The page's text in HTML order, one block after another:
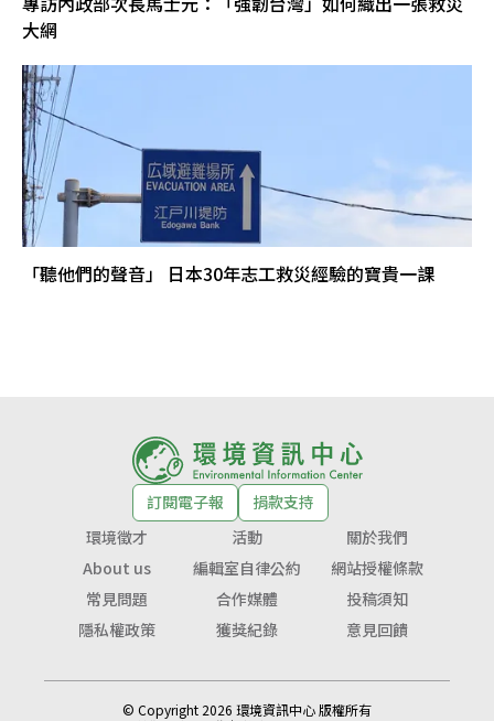
大網
「聽他們的聲音」 日本30年志工救災經驗的寶貴一課
訂閱電子報
捐款支持
環境徵才
活動
關於我們
About us
編輯室自律公約
網站授權條款
常見問題
合作媒體
投稿須知
隱私權政策
獲獎紀錄 意見回饋
© Copyright 2026 環境資訊中心 版權所有